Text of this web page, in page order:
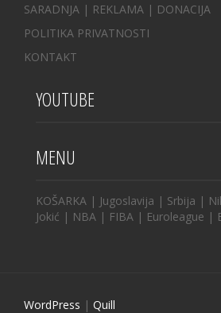
SARADNJA | REKLAMA | DONACIJA
POLITIKA PRIVATNOSTI
KONTAKT
YOUTUBE
MENU
KOŠARKA | Jugoslavija | Srbija |
Jokić | NBA | FIBA | Euroleague |
WordPress | Quill